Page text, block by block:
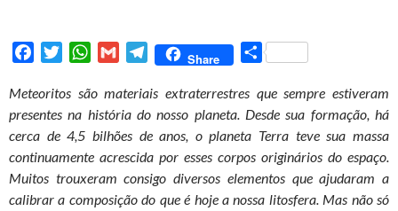
c
e
b
o
o
k
i
t
e
r
W
a
t
s
A
p
p
G
a
i
l
T
l
e
g
r
a
m
Share
S
a
r
e
Meteoritos são materiais extraterrestres que sempre estiveram
presentes na história do nosso planeta. Desde sua formação, há
cerca de 4,5 bilhões de anos, o planeta Terra teve sua massa
continuamente acrescida por esses corpos originários do espaço.
Muitos trouxeram consigo diversos elementos que ajudaram a
calibrar a composição do que é hoje a nossa litosfera. Mas não só